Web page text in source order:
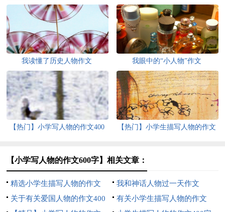
我读懂了历史人物作文 我眼中的“小人物”作文
【热门】小学写人物的作文400
【热门】小学生描写人物的作文
【小学写人物的作文600字】相关文章：
精选小学生描写人物的作文
500字锦集6篇
我和神话人物过一天作文
关于有关爱国人物的作文400
有关小学生描写人物的作文